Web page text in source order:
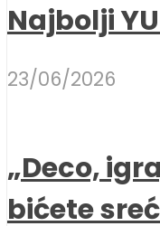
Najbolji
23/06/2026
„Deco,
bićete